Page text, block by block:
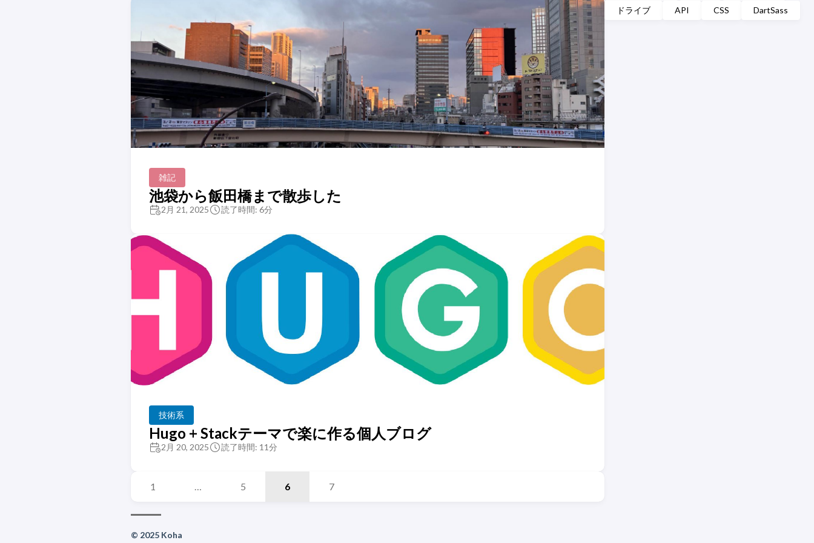
ドライブ API CSS DartSass
雑記
池袋から飯田橋まで散歩した
2月 21, 2025 読了時間: 6分
技術系
Hugo + Stackテーマで楽に作る個人ブログ
2月 20, 2025 読了時間: 11分
1 … 5 6 7
© 2025 Koha